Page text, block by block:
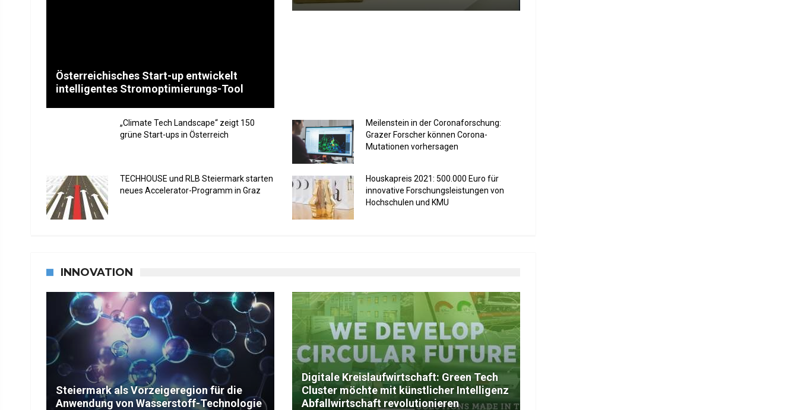
Österreichisches Start-up entwickelt
intelligentes Stromoptimierungs-Tool
„Climate Tech Landscape“ zeigt 150
grüne Start-ups in Österreich
Meilenstein in der Coronaforschung:
Grazer Forscher können Corona-
Mutationen vorhersagen
TECHHOUSE und RLB Steiermark starten
neues Accelerator-Programm in Graz
Houskapreis 2021: 500.000 Euro für
innovative Forschungsleistungen von
Hochschulen und KMU
INNOVATION
Steiermark als Vorzeigeregion für die
Anwendung von Wasserstoff-Technologie
Digitale Kreislaufwirtschaft: Green Tech
Cluster möchte mit künstlicher Intelligenz
Abfallwirtschaft revolutionieren